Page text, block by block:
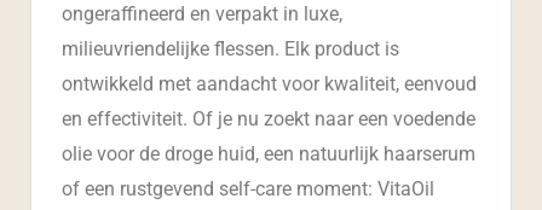
ongeraffineerd en verpakt in luxe,
milieuvriendelijke flessen. Elk product is
ontwikkeld met aandacht voor kwaliteit, eenvoud
en effectiviteit. Of je nu zoekt naar een voedende
olie voor de droge huid, een natuurlijk haarserum
of een rustgevend self-care moment: VitaOil